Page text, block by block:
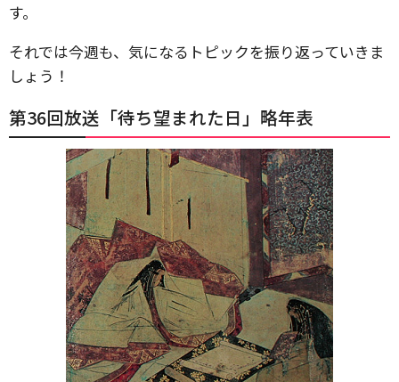
す。
それでは今週も、気になるトピックを振り返っていきま
しょう！
第36回放送「待ち望まれた日」略年表